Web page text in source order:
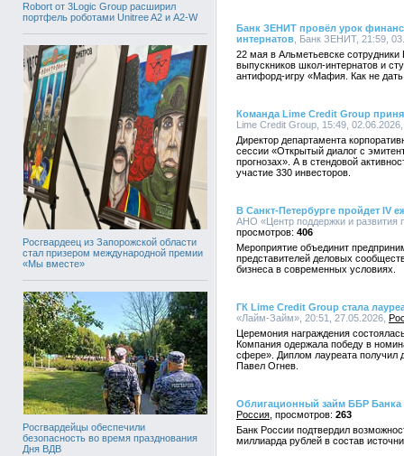
Robort от 3Logic Group расширил
портфель роботами Unitree A2 и A2-W
Росгвардеец из Запорожской области
стал призером международной премии
«Мы вместе»
Росгвардейцы обеспечили
безопасность во время празднования
Дня ВДВ
Банк ЗЕНИТ провёл урок
интернатов , Банк ЗЕНИТ, 21:59,
22 мая в Альметьевске
выпускников школ-интернатов и
антифорд-игру «Мафия. Как не
Команда Lime Credit Group
Lime Credit Group, 15:49,
Директор департамента
сессии «Открытый диалог с
прогнозах». А в стендовой
участие 330 инвесторов.
В Санкт-Петербурге пройдет IV
АНО «Центр поддержки и развития
406
Мероприятие объединит
представителей деловых
бизнеса в современных условиях.
ГК Lime Credit Group стала
«Лайм-Займ», 20:51, 27.05.2026,
Церемония награждения
Компания одержала победу в
сфере». Диплом лауреата получил
Павел Огнев.
Облигационный займ ББР Банка
Россия
263
Банк России подтвердил
миллиарда рублей в состав